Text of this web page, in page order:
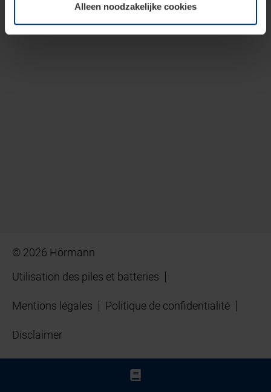
wijzigen of herroepen.Alleen noodzakelijke cookies
© 2026 Hörmann
Utilisation des piles et batteries
Mentions légales Politique de confidentialité
Disclaimer